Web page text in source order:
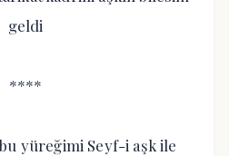
geldi
****
yüreğimi Seyf-i aşk ile